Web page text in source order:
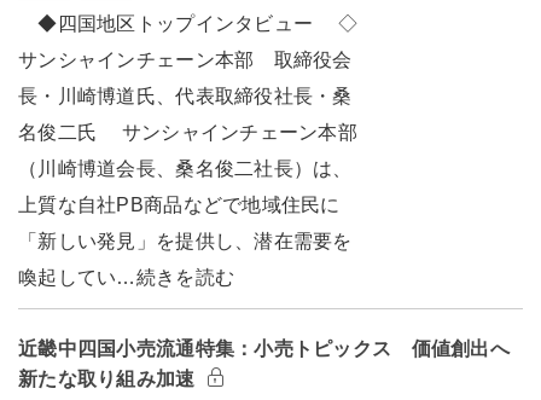
◆四国地区トップインタビュー ◇
サンシャインチェーン本部 取締役会
長・川崎博道氏、代表取締役社長・桑
名俊二氏 サンシャインチェーン本部
（川崎博道会長、桑名俊二社長）は、
上質な自社PB商品などで地域住民に
「新しい発見」を提供し、潜在需要を
喚起してい…続きを読む
近畿中四国小売流通特集：小売トピックス 価値創出へ
新たな取り組み加速